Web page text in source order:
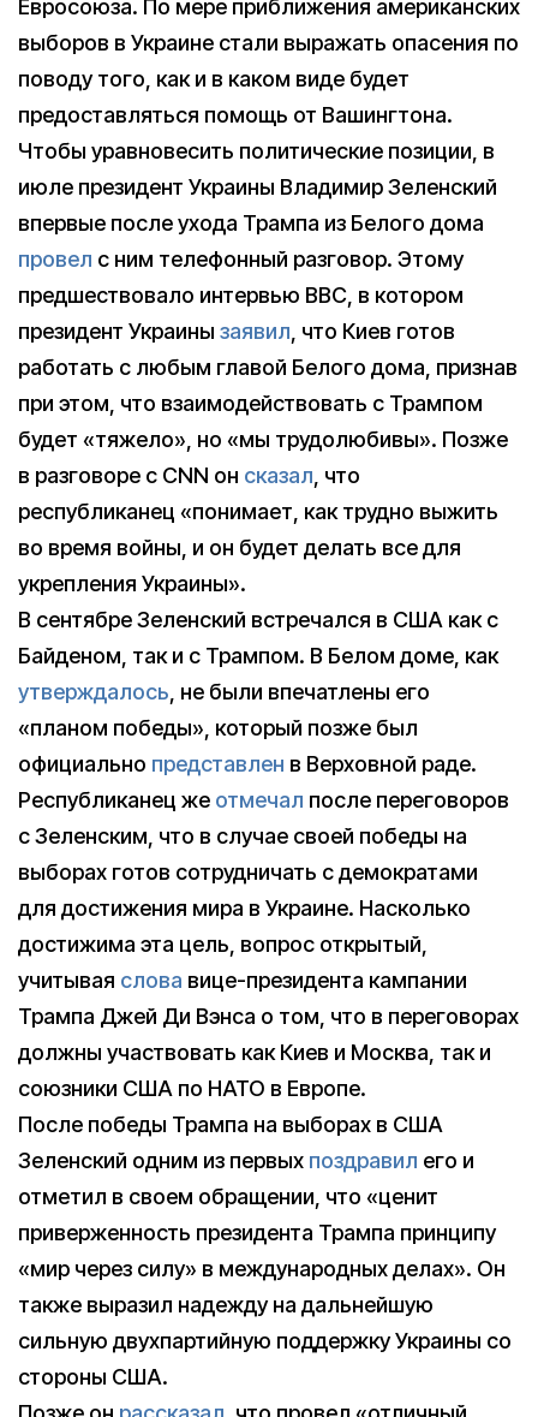
Евросоюза. По мере приближения американских
выборов в Украине стали выражать опасения по
поводу того, как и в каком виде будет
предоставляться помощь от Вашингтона.
Чтобы уравновесить политические позиции, в
июле президент Украины Владимир Зеленский
впервые после ухода Трампа из Белого дома
провел с ним телефонный разговор. Этому
предшествовало интервью BBC, в котором
президент Украины заявил, что Киев готов
работать с любым главой Белого дома, признав
при этом, что взаимодействовать с Трампом
будет «тяжело», но «мы трудолюбивы». Позже
в разговоре с CNN он сказал, что
республиканец «понимает, как трудно выжить
во время войны, и он будет делать все для
укрепления Украины».
В сентябре Зеленский встречался в США как с
Байденом, так и с Трампом. В Белом доме, как
утверждалось, не были впечатлены его
«планом победы», который позже был
официально представлен в Верховной раде.
Республиканец же отмечал после переговоров
с Зеленским, что в случае своей победы на
выборах готов сотрудничать с демократами
для достижения мира в Украине. Насколько
достижима эта цель, вопрос открытый,
учитывая слова вице-президента кампании
Трампа Джей Ди Вэнса о том, что в переговорах
должны участвовать как Киев и Москва, так и
союзники США по НАТО в Европе.
После победы Трампа на выборах в США
Зеленский одним из первых поздравил его и
отметил в своем обращении, что «ценит
приверженность президента Трампа принципу
«мир через силу» в международных делах». Он
также выразил надежду на дальнейшую
сильную двухпартийную поддержку Украины со
стороны США.